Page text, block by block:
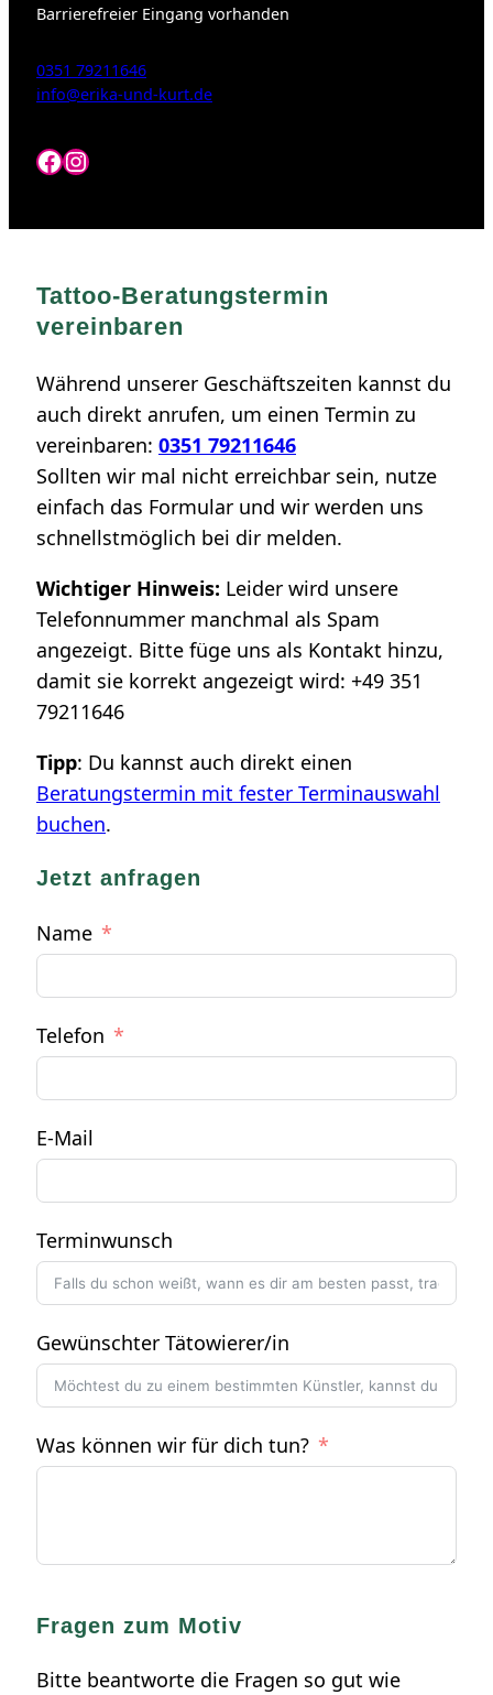
Barrierefreier Eingang vorhanden
0351 79211646
info@erika-und-kurt.de
Facebook
Instagram
Tattoo-Beratungstermin
vereinbaren
Während unserer Geschäftszeiten kannst du
auch direkt anrufen, um einen Termin zu
vereinbaren: 0351 79211646
Sollten wir mal nicht erreichbar sein, nutze
einfach das Formular und wir werden uns
schnellstmöglich bei dir melden.
Wichtiger Hinweis: Leider wird unsere
Telefonnummer manchmal als Spam
angezeigt. Bitte füge uns als Kontakt hinzu,
damit sie korrekt angezeigt wird: +49 351
79211646
Tipp: Du kannst auch direkt einen
Beratungstermin mit fester Terminauswahl
buchen.
Jetzt anfragen
Name
Telefon
E-Mail
Terminwunsch
Gewünschter Tätowierer/in
Was können wir für dich tun?
Fragen zum Motiv
Bitte beantworte die Fragen so gut wie